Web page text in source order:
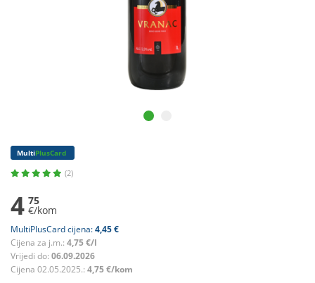
MultiPlusCard
(2)
4 75
€/kom
MultiPlusCard cijena:4,45 €
Cijena za j.m.: 4,75 €/l
Vrijedi do: 06.09.2026
Cijena 02.05.2025.: 4,75 €/kom